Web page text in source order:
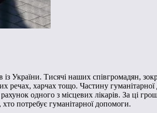
України. Тисячі наших співгромадян,
речах, харчах тощо. Частину
одного з місцевих лікарів. За ці
потребує гуманітарної допомоги.